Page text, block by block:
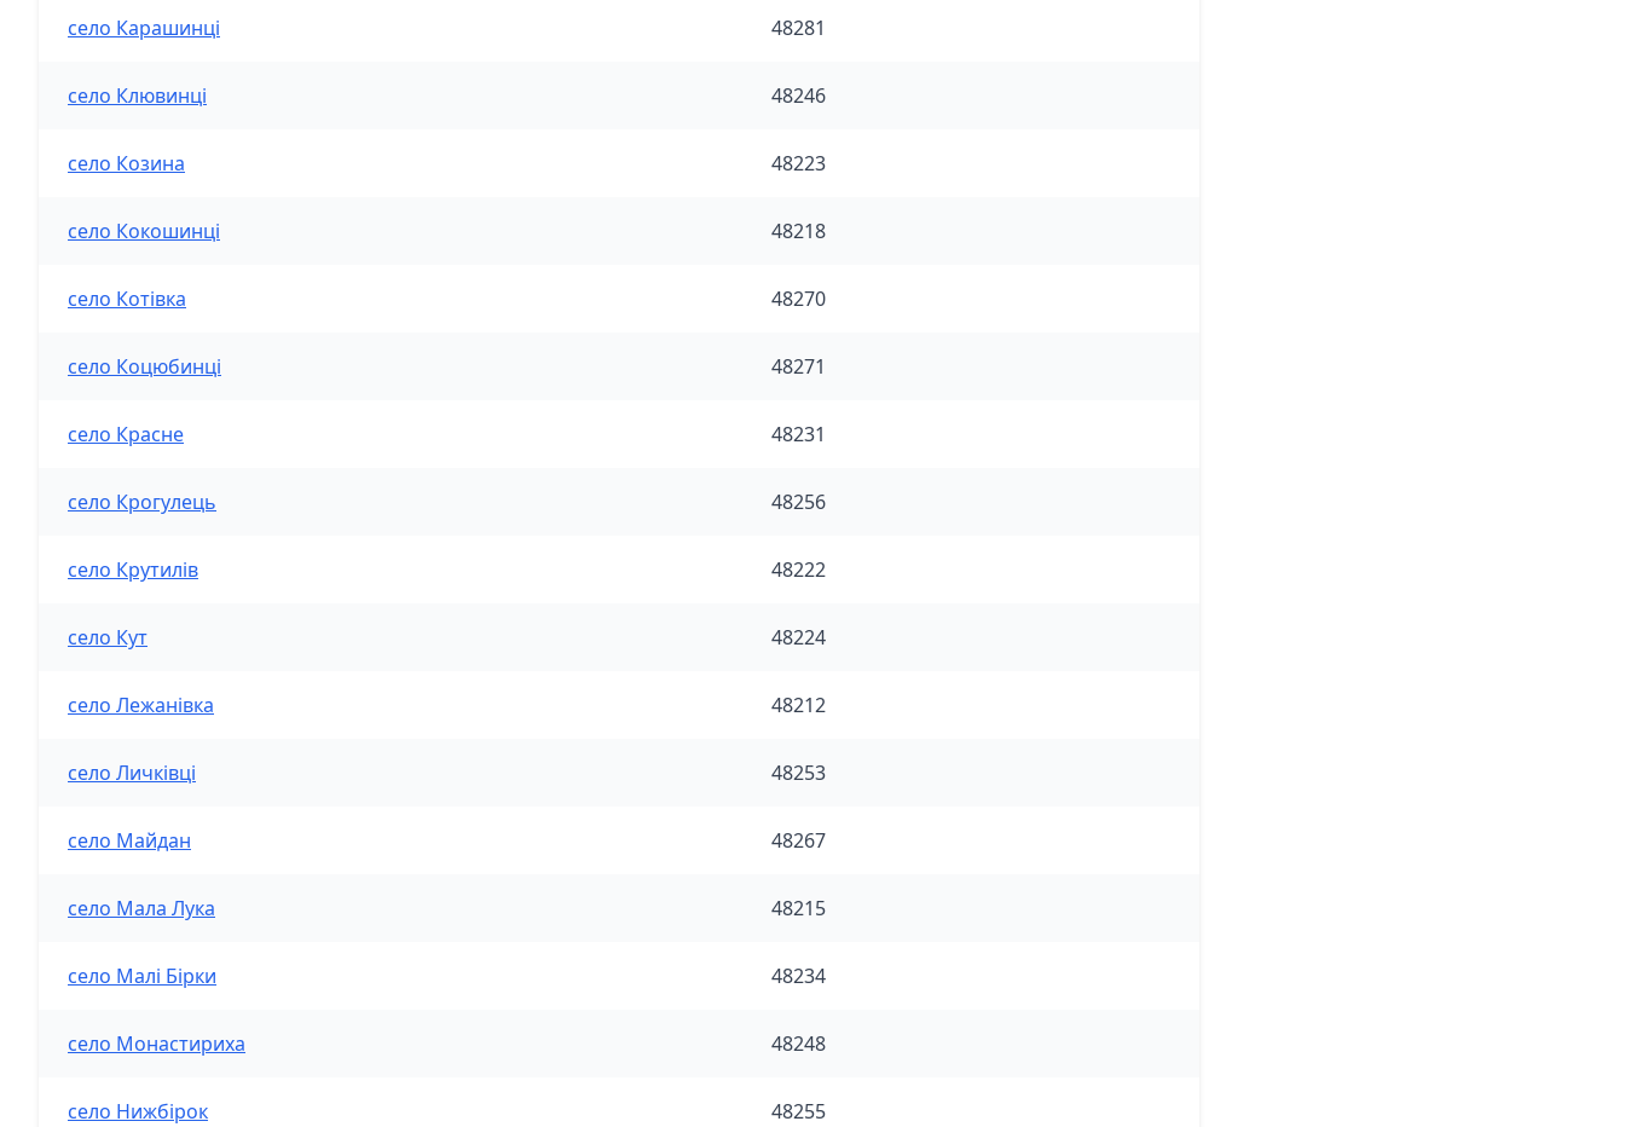
село Карашинці 48281
село Клювинці 48246
село Козина 48223
село Кокошинці 48218
село Котівка 48270
село Коцюбинці 48271
село Красне 48231
село Крогулець 48256
село Крутилів 48222
село Кут 48224
село Лежанівка 48212
село Личківці 48253
село Майдан 48267
село Мала Лука 48215
село Малі Бірки 48234
село Монастириха 48248
село Нижбірок 48255